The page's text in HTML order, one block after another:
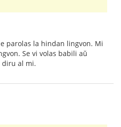
parolas la hindan lingvon. Mi
Se vi volas babili aŭ
diru al mi.